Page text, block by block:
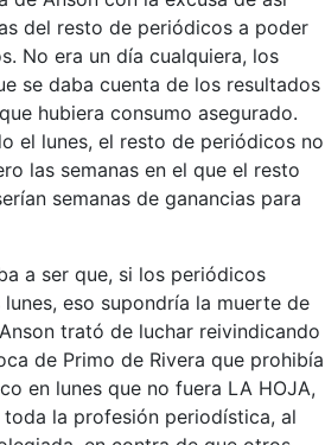
del resto de periódicos a poder
No era un día cualquiera, los
se daba cuenta de los resultados
hubiera consumo asegurado.
el lunes, el resto de periódicos no
las semanas en el que el resto
semanas de ganancias para
a ser que, si los periódicos
eso supondría la muerte de
trató de luchar reivindicando
de Primo de Rivera que prohibía
en lunes que no fuera LA HOJA,
la profesión periodística, al